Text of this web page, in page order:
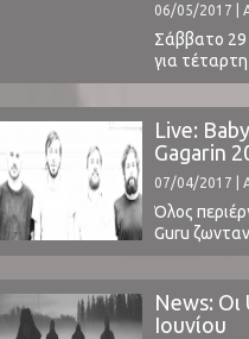
σύνθεση
Lennon, που
06/05/2017 |
Σάββατο 29
για
που
αποφάσισα
κατάσταση
μπάντας ...
Live:
Gagarin
07/04/2017 |
Όλος
Guru
Marginalia
“αυτή τη
κάποιο
ήμασταν
News: Οι
Ιουνίου